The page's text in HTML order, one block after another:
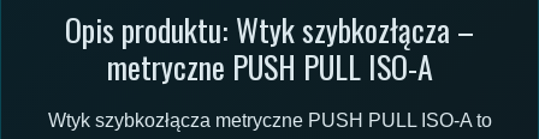
Opis produktu: Wtyk szybkozłącza –
metryczne PUSH PULL ISO-A
Wtyk szybkozłącza metryczne PUSH PULL ISO-A to